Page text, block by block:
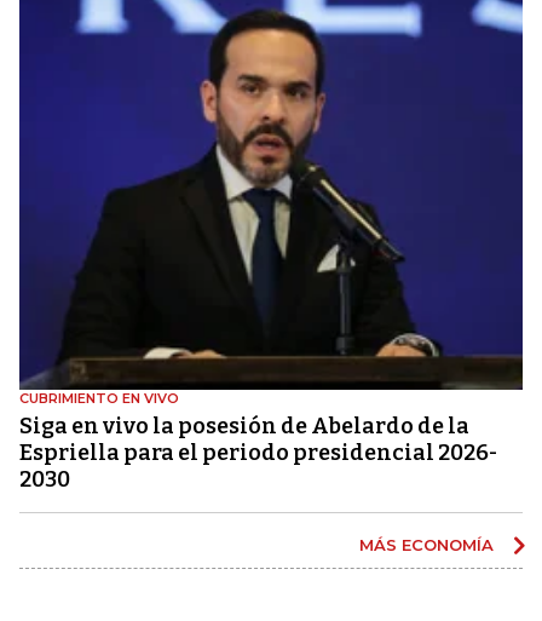
CUBRIMIENTO EN VIVO
Siga en vivo la posesión de Abelardo de la
Espriella para el periodo presidencial 2026-
2030
MÁS ECONOMÍA